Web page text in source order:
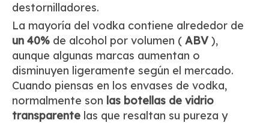
destornilladores.
La mayoría del vodka contiene alrededor de
un 40% de alcohol por volumen ( ABV),
aunque algunas marcas aumentan o
disminuyen ligeramente según el mercado.
Cuando piensas en los envases de vodka,
normalmente son las botellas de vidrio
transparente las que resaltan su pureza y